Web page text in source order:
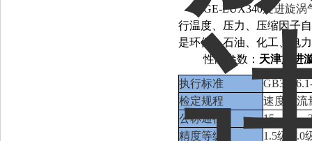
GE-LUX340旋进旋涡
行温度、压力、压缩因子
是环保、石油、化工、电
性能参数： 天津旋进
执行标准
检定规程
速度式流
公称通径
15、20、
精度等级
1.5级/1.0